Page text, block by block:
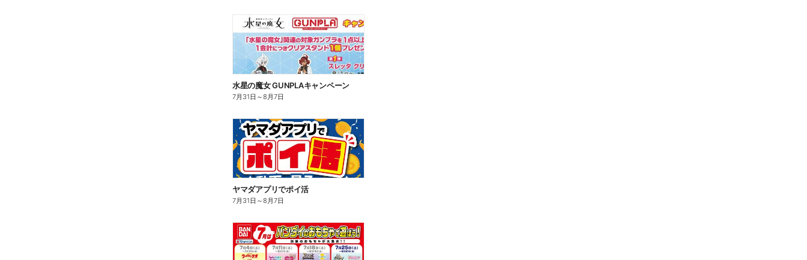
水星の魔女 GUNPLAキャンペーン
7月31日 ～8月7日
ヤマダアプリでポイ活
7月31日 ～8月7日